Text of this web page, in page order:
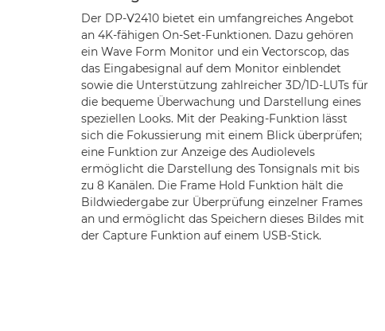
Der DP-V2410 bietet ein umfangreiches Angebot
an 4K-fähigen On-Set-Funktionen. Dazu gehören
ein Wave Form Monitor und ein Vectorscop, das
das Eingabesignal auf dem Monitor einblendet
sowie die Unterstützung zahlreicher 3D/1D-LUTs für
die bequeme Überwachung und Darstellung eines
speziellen Looks. Mit der Peaking-Funktion lässt
sich die Fokussierung mit einem Blick überprüfen;
eine Funktion zur Anzeige des Audiolevels
ermöglicht die Darstellung des Tonsignals mit bis
zu 8 Kanälen. Die Frame Hold Funktion hält die
Bildwiedergabe zur Überprüfung einzelner Frames
an und ermöglicht das Speichern dieses Bildes mit
der Capture Funktion auf einem USB-Stick.